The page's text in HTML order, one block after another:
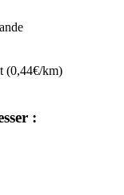
(0,44€/km)
: